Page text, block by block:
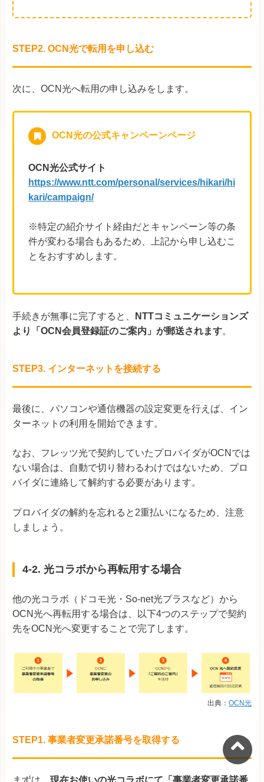
STEP2. OCN光で転用を申し込む
次に、OCN光へ転用の申し込みをします。
OCN光の公式キャンペーンページ
OCN光公式サイト
https://www.ntt.com/personal/services/hikari/hi
kari/campaign/
※特定の紹介サイト経由だとキャンペーン等の条
件が変わる場合もあるため、上記から申し込むこ
とをおすすめします。
手続きが無事に完了すると、
NTTコミュニケーションズ
より「OCN会員登録証のご案内」が郵送されます。
STEP3. インターネットを接続する
最後に、パソコンや通信機器の設定変更を行えば、イン
ターネットの利用を開始できます。
なお、フレッツ光で契約していたプロバイダがOCNでは
ない場合は、自動で切り替わるわけではないため、プロ
バイダに連絡して解約する必要があります。
プロバイダの解約を忘れると2重払いになるため、注意
しましょう。
4-2. 光コラボから再転用する場合
他の光コラボ（ドコモ光・So-net光プラスなど）から
OCN光へ再転用する場合は、以下4つのステップで契約
先をOCN光へ変更することで完了します。
出典： OCN光
STEP1. 事業者変更承諾番号を取得する
まずは、 現在お使いの光コラボにて「事業者変更承諾番